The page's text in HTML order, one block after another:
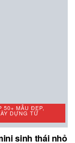
50+ MẪU ĐẸP,
DỰNG TỪ
sinh thái nhỏ